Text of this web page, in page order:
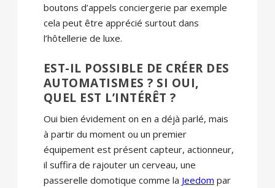
boutons d’appels conciergerie par exemple
cela peut être apprécié surtout dans
l’hôtellerie de luxe.
EST-IL POSSIBLE DE CRÉER DES
AUTOMATISMES ? SI OUI,
QUEL EST L’INTÉRÊT ?
Oui bien évidement on en a déjà parlé, mais
à partir du moment ou un premier
équipement est présent capteur, actionneur,
il suffira de rajouter un cerveau, une
passerelle domotique comme la Jeedom par